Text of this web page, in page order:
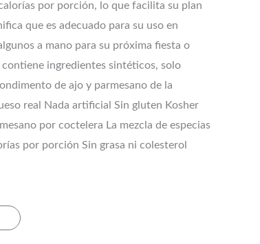
por porción, lo que facilita su plan
que es adecuado para su uso en
a mano para su próxima fiesta o
ingredientes sintéticos, solo
de ajo y parmesano de la
real Nada artificial Sin gluten Kosher
por coctelera La mezcla de especias
por porción Sin grasa ni colesterol